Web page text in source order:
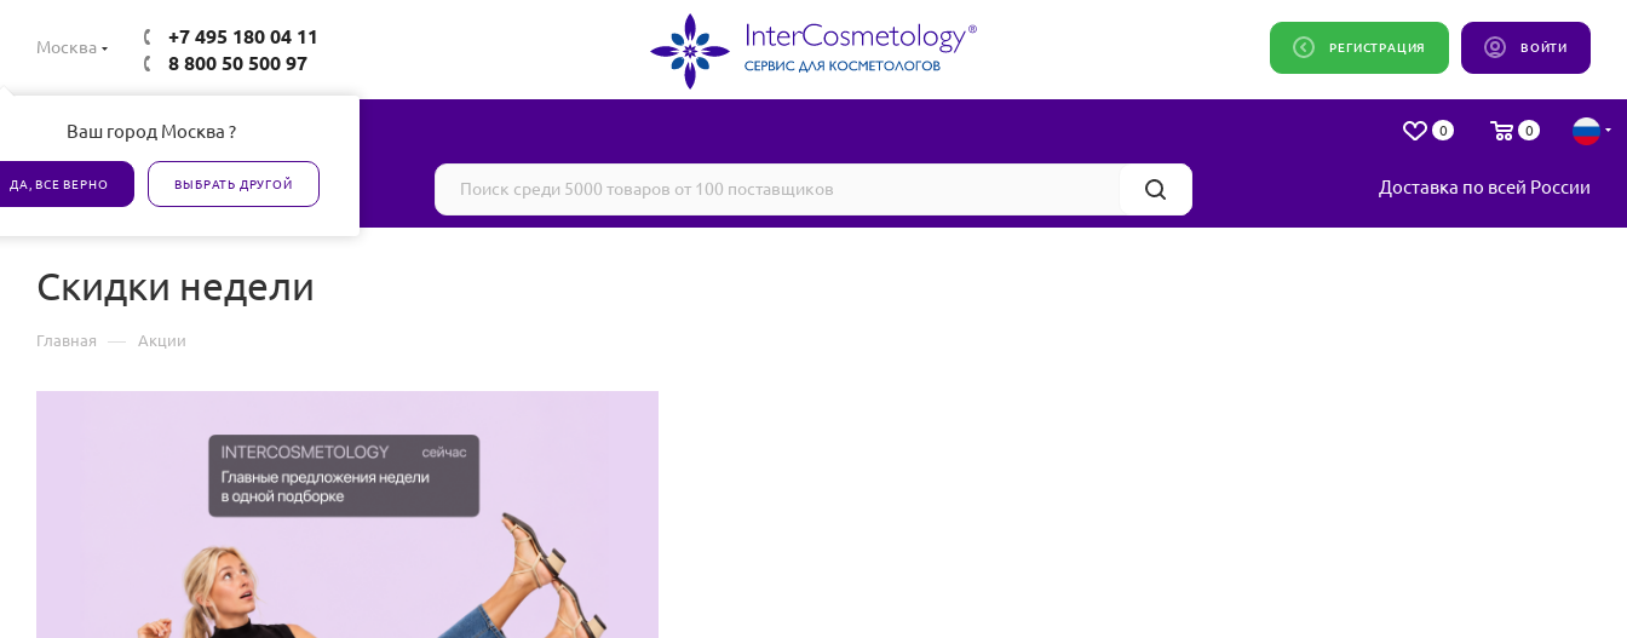
Москва
Ваш город Москва ?
ДА, ВСЕ ВЕРНО ВЫБРАТЬ ДРУГОЙ
+7 495 180 04 11
8 800 50 500 97
ВОЙТИ
РЕГИСТРАЦИЯ
0 0
Все товары сертифицированы Доставка по всей России
Скидки недели
Главная — Акции